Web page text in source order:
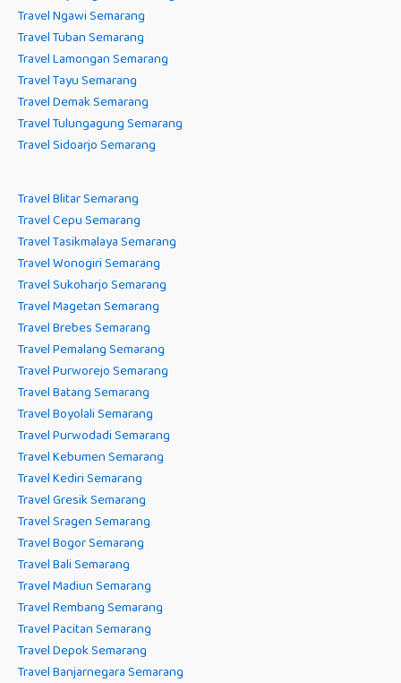
Travel Ngawi Semarang
Travel Tuban Semarang
Travel Lamongan Semarang
Travel Tayu Semarang
Travel Demak Semarang
Travel Tulungagung Semarang
Travel Sidoarjo Semarang
Travel Blitar Semarang
Travel Cepu Semarang
Travel Tasikmalaya Semarang
Travel Wonogiri Semarang
Travel Sukoharjo Semarang
Travel Magetan Semarang
Travel Brebes Semarang
Travel Pemalang Semarang
Travel Purworejo Semarang
Travel Batang Semarang
Travel Boyolali Semarang
Travel Purwodadi Semarang
Travel Kebumen Semarang
Travel Kediri Semarang
Travel Gresik Semarang
Travel Sragen Semarang
Travel Bogor Semarang
Travel Bali Semarang
Travel Madiun Semarang
Travel Rembang Semarang
Travel Pacitan Semarang
Travel Depok Semarang
Travel Banjarnegara Semarang